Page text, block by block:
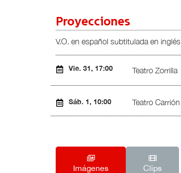
Proyecciones
V.O. en español subtitulada en inglés
Vie. 31, 17:00 Teatro Zorrilla
Sáb. 1, 10:00 Teatro Carrión
Imágenes Clips